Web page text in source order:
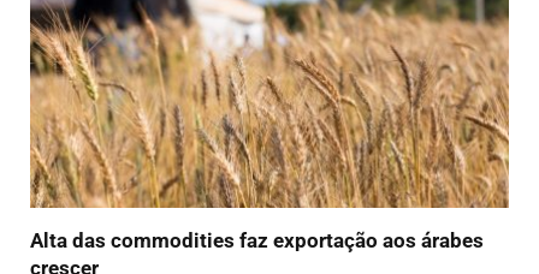
Alta das commodities faz exportação aos árabes
crescer